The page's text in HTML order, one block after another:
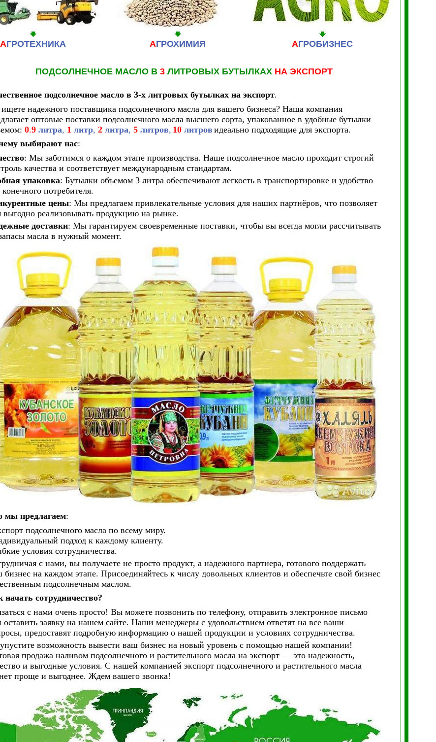
АГРОТЕХНИКА АГРОХИМИЯ АГРОБИЗНЕС
ПОДСОЛНЕЧНОЕ МАСЛО В 3 ЛИТРОВЫХ БУТЫЛКАХ НА ЭКСПОРТ
подсолнечное масло в 3-х литровых бутылках на экспорт.
надежного поставщика подсолнечного масла для вашего бизнеса? Наша компания
оптовые поставки подсолнечного масла высшего сорта, упакованное в удобные бутылки
0.9 литра, 1 литр, 2 литра, 5 литров, 10 литров идеально подходящие для экспорта.
выбирают нас:
: Мы заботимся о каждом этапе производства. Наше подсолнечное масло проходит строгий
качества и соответствует международным стандартам.
упаковка: Бутылки объемом 3 литра обеспечивают легкость в транспортировке и удобство
конечного потребителя.
цены: Мы предлагаем привлекательные условия для наших партнёров, что позволяет
выгодно реализовывать продукцию на рынке.
доставки: Мы гарантируем своевременные поставки, чтобы вы всегда могли рассчитывать
масла в нужный момент.
мы предлагаем:
подсолнечного масла по всему миру.
подход к каждому клиенту.
условия сотрудничества.
с нами, вы получаете не просто продукт, а надежного партнера, готового поддержать
бизнес на каждом этапе. Присоединяйтесь к числу довольных клиентов и обеспечьте свой бизнес
подсолнечным маслом.
начать сотрудничество?
с нами очень просто! Вы можете позвонить по телефону, отправить электронное письмо
оставить заявку на нашем сайте. Наши менеджеры с удовольствием ответят на все ваши
предоставят подробную информацию о нашей продукции и условиях сотрудничества.
возможность вывести ваш бизнес на новый уровень с помощью нашей компании!
продажа наливом подсолнечного и растительного масла на экспорт — это надежность,
и выгодные условия. С нашей компанией экспорт подсолнечного и растительного масла
проще и выгоднее. Ждем вашего звонка!